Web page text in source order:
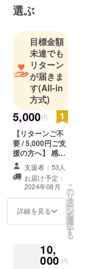
選ぶ
目標金額
未達でも
リターン
が届きま
す(All-in
方式)
5,000円
【リターンご不
要 / 5,000円ご支
援の方へ】 感謝
の気持ちを込め
て、メールにて
お礼のメッセー
ジをお送りいた
します。
支援者：53人
お届け予定：
2024年08月
詳細を見る
こ
の
リ
タ
ー
ン
を
選
択
す
る
10,
000 円